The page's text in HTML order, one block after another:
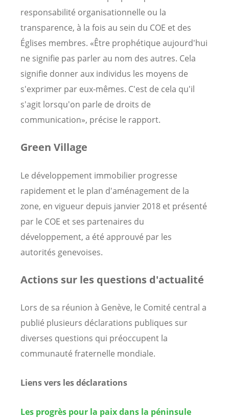
responsabilité organisationnelle ou la
transparence, à la fois au sein du COE et des
Églises membres. «Être prophétique aujourd'hui
ne signifie pas parler au nom des autres. Cela
signifie donner aux individus les moyens de
s'exprimer par eux-mêmes. C'est de cela qu'il
s'agit lorsqu'on parle de droits de
communication», précise le rapport.
Green Village
Le développement immobilier progresse
rapidement et le plan d'aménagement de la
zone, en vigueur depuis janvier 2018 et présenté
par le COE et ses partenaires du
développement, a été approuvé par les
autorités genevoises.
Actions sur les questions d'actualité
Lors de sa réunion à Genève, le Comité central a
publié plusieurs déclarations publiques sur
diverses questions qui préoccupent la
communauté fraternelle mondiale.
Liens vers les déclarations
Les progrès pour la paix dans la péninsule